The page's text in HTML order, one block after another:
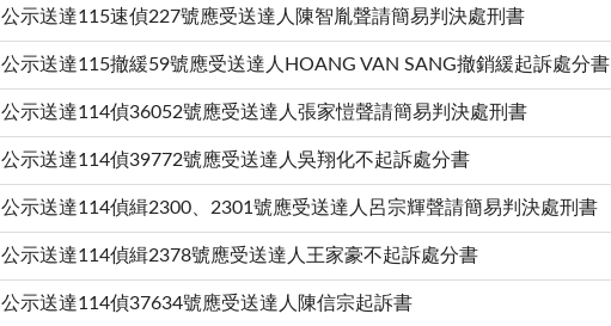
公示送達115速偵227號應受送達人陳智胤聲請簡易判決處刑書
公示送達115撤緩59號應受送達人HOANG VAN SANG撤銷緩起訴處分書
公示送達114偵36052號應受送達人張家愷聲請簡易判決處刑書
公示送達114偵39772號應受送達人吳翔化不起訴處分書
公示送達114偵緝2300、2301號應受送達人呂宗輝聲請簡易判決處刑書
公示送達114偵緝2378號應受送達人王家豪不起訴處分書
公示送達114偵37634號應受送達人陳信宗起訴書